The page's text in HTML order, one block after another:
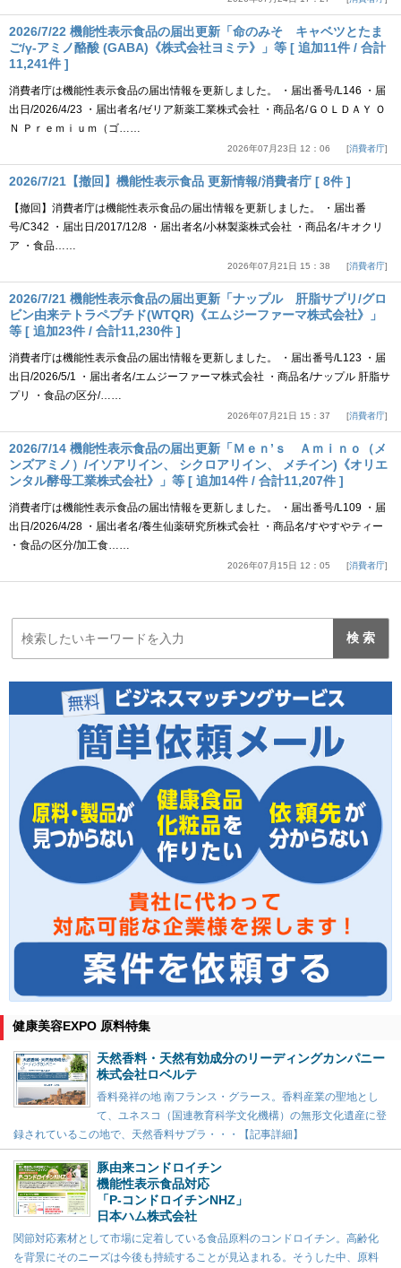
2026/7/22 機能性表示食品の届出更新「命のみそ キャベツとたま
ご/γ-アミノ酪酸 (GABA)《株式会社ヨミテ》」等 [ 追加11件 / 合計
11,241件 ]
消費者庁は機能性表示食品の届出情報を更新しました。 ・届出番号/L146 ・届
出日/2026/4/23 ・届出者名/ゼリア新薬工業株式会社 ・商品名/ＧＯＬＤＡＹ Ｏ
Ｎ Ｐｒｅｍｉｕｍ（ゴ……
2026年07月23日 12：06 消費者庁
2026/7/21【撤回】機能性表示食品 更新情報/消費者庁 [ 8件 ]
【撤回】消費者庁は機能性表示食品の届出情報を更新しました。 ・届出番
号/C342 ・届出日/2017/12/8 ・届出者名/小林製薬株式会社 ・商品名/キオクリ
ア ・食品……
2026年07月21日 15：38 消費者庁
2026/7/21 機能性表示食品の届出更新「ナップル 肝脂サプリ/グロ
ビン由来テトラペプチド(WTQR)《エムジーファーマ株式会社》」
等 [ 追加23件 / 合計11,230件 ]
消費者庁は機能性表示食品の届出情報を更新しました。 ・届出番号/L123 ・届
出日/2026/5/1 ・届出者名/エムジーファーマ株式会社 ・商品名/ナップル 肝脂サ
プリ ・食品の区分/……
2026年07月21日 15：37 消費者庁
2026/7/14 機能性表示食品の届出更新「Ｍｅｎ’ｓ Ａｍｉｎｏ（メ
ンズアミノ）/イソアリイン、 シクロアリイン、 メチイン)《オリエ
ンタル酵母工業株式会社》」等 [ 追加14件 / 合計11,207件 ]
消費者庁は機能性表示食品の届出情報を更新しました。 ・届出番号/L109 ・届
出日/2026/4/28 ・届出者名/養生仙薬研究所株式会社 ・商品名/すやすやティー
・食品の区分/加工食……
2026年07月15日 12：05 消費者庁
健康美容EXPO 原料特集
天然香料・天然有効成分のリーディングカンパニー
株式会社ロベルテ
香料発祥の地 南フランス・グラース。香料産業の聖地とし
て、ユネスコ（国連教育科学文化機構）の無形文化遺産に登
録されているこの地で、天然香料サプラ・・・【記事詳細】
豚由来コンドロイチン
機能性表示食品対応
「P-コンドロイチンNHZ」
日本ハム株式会社
関節対応素材として市場に定着している食品原料のコンドロイチン。高齢化
を背景にそのニーズは今後も持続することが見込まれる。そうした中、原料